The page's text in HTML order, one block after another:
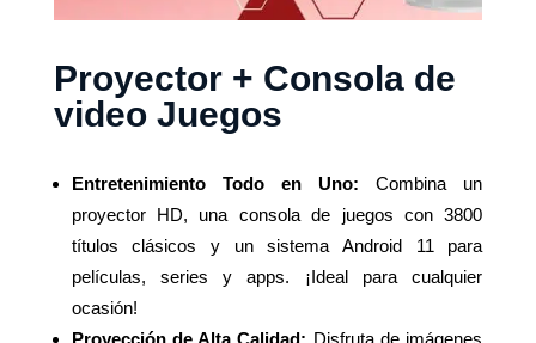
Proyector + Consola de
video Juegos
Entretenimiento Todo en Uno: Combina un
proyector HD, una consola de juegos con 3800
títulos clásicos y un sistema Android 11 para
películas, series y apps. ¡Ideal para cualquier
ocasión!
Proyección de Alta Calidad: Disfruta de imágenes